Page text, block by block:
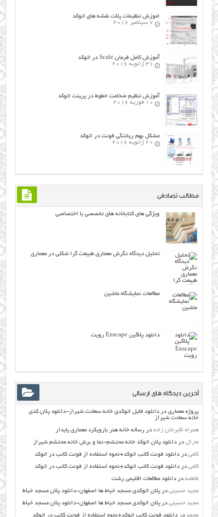
اموزش تنظیمات پلات نقشه های اتوکد
7 سپتامبر 2016
آموزش کامل فرمان Scale در اتوکد
31 ژانویه 2016
آموزش تنظیم ضخامت خطوط در پرینت اتوکد
10 فوریه 2016
مشکل بهم ریختگی فونت در اتوکد
20 ژانویه 2016
مطالب تصادفی
ویژگی های کتابخانه های تخصصی یا اختصاصی
تحلیل دیدگاه نگرش معماری طبيعت گرا شکلی در معماری
مطالعات نمایشگاه ماشین
دانلود پلاگین Enscape رویت
آخرین دیدگاه های ارسالی
پروژه معماری دردانلود فایل اتوکدی خانه سعادت شیراز-دانلود پلان کدی
خانه سعادت شیراز
همراه اکبرخان زاده در رساله خانه هنر بارویکرد معماری پایدار
مارال دردانلود پلان اتوکد خانه محتشم-نما و برش خانه محتشم شیراز
کامی دردانلود فونت کاتب اتوکد+نحوه استفاده از فونت کاتب در اتوکد
کامی دردانلود فونت کاتب اتوکد+نحوه استفاده از فونت کاتب در اتوکد
فاطمه دردانلود مطالعات اقليمي رشت
مجید حسینی درپلان اتوکدی مسجد خیاط ها اصفهان-دانلود پلان مسجد خیاط
مجید حسینی درپلان اتوکدی مسجد خیاط ها اصفهان-دانلود پلان مسجد خیاط
محمد دردانلود فونت کاتب اتوکد+نحوه استفاده از فونت کاتب در اتوکد